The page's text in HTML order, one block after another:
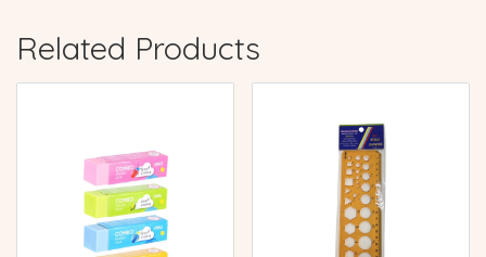
Related Products